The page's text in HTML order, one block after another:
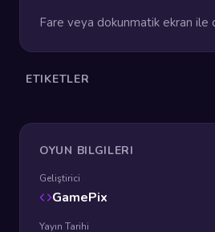
Fare veya dokunmatik ekran ile
ETIKETLER
OYUN BILGILERI
Geliştirici
GamePix
Yayın Tarihi